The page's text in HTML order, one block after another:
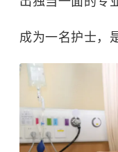
成为一名护士，